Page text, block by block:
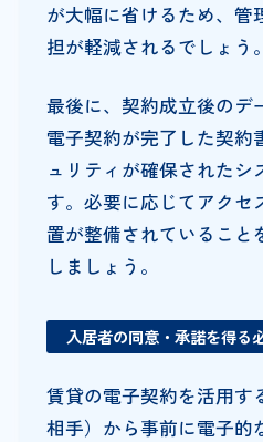
が大幅に省けるため、管
担が軽減されるでしょう。
最後に、契約成立後のデ
電子契約が完了した契約
ュリティが確保されたシ
す。必要に応じてアクセ
置が整備されていること
しましょう。
入居者の同意・承諾を得る
賃貸の電子契約を活用す
相手）から事前に電子的